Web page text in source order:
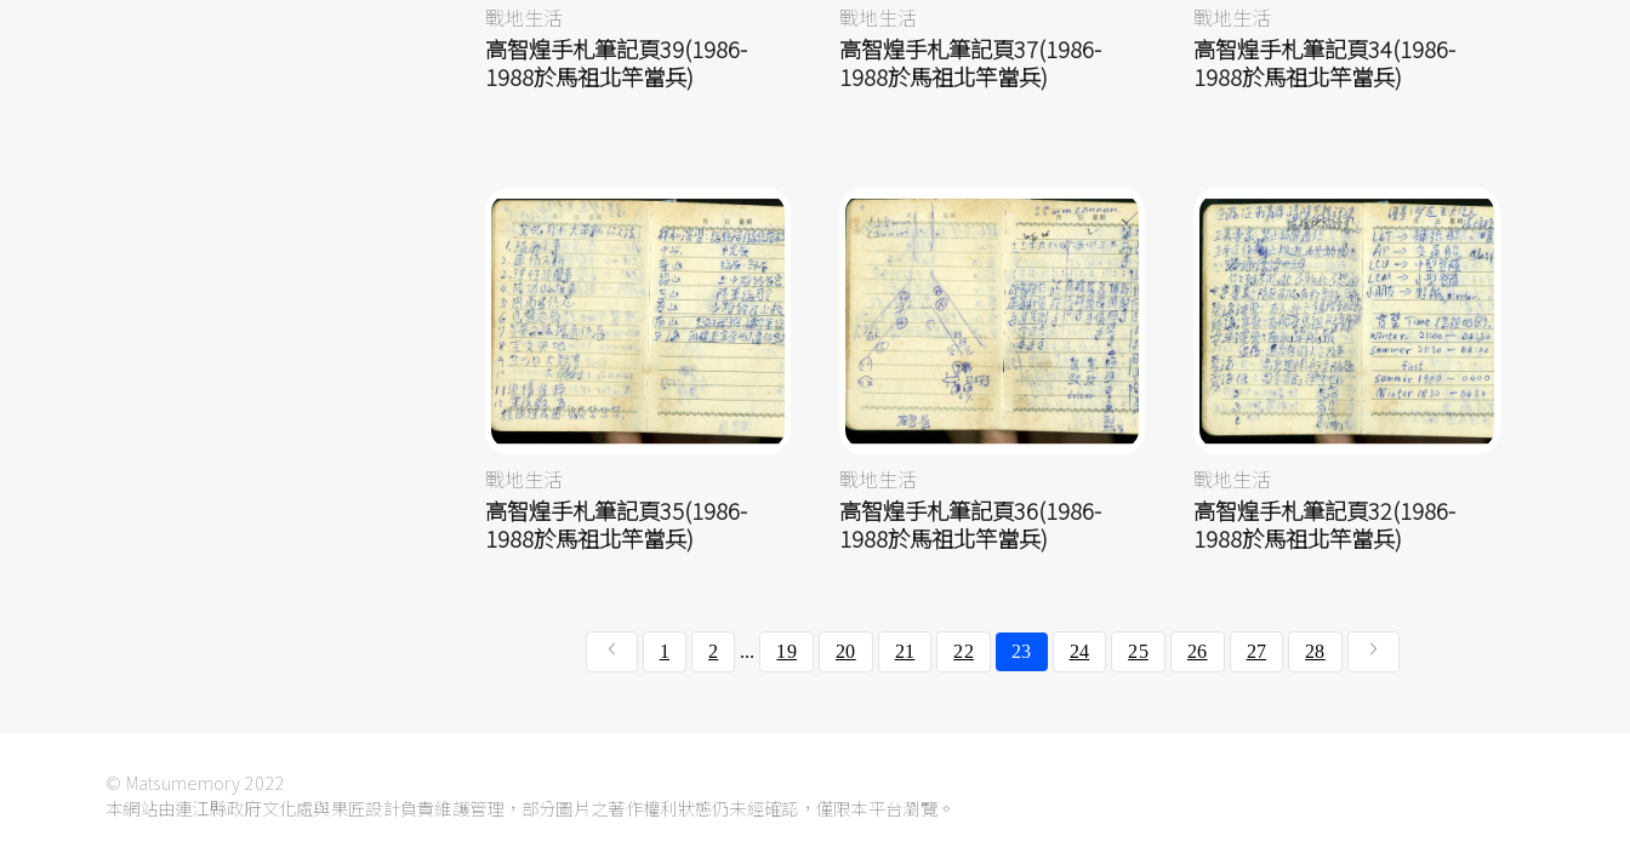
戰地生活
高智煌手札筆記頁39(1986-
1988於馬祖北竿當兵)
戰地生活
高智煌手札筆記頁37(1986-
1988於馬祖北竿當兵)
戰地生活
高智煌手札筆記頁34(1986-
1988於馬祖北竿當兵)
戰地生活
高智煌手札筆記頁35(1986-
1988於馬祖北竿當兵)
戰地生活
高智煌手札筆記頁36(1986-
1988於馬祖北竿當兵)
戰地生活
高智煌手札筆記頁32(1986-
1988於馬祖北竿當兵)
1 2 ... 19 20 21 22 23 24 25 26 27 28
© Matsumemory 2022
本網站由連江縣政府文化處與果匠設計負責維護管理，部分圖片之著作權利狀態仍未經確認，僅限本平台瀏覽。